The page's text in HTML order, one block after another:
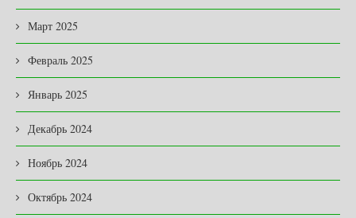
Март 2025
Февраль 2025
Январь 2025
Декабрь 2024
Ноябрь 2024
Октябрь 2024